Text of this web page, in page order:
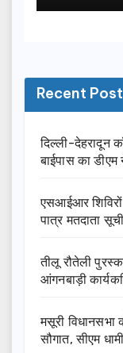
Recent
दिल्ली-देहरादून
बाईपास का डीएम
एसआईआर शिविरों
पात्र मतदाता
तीलू रौतेली
आंगनबाड़ी
मसूरी
सौगात, सीएम